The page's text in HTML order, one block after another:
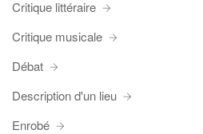
Critique littéraire
Critique musicale
Débat
Description d'un lieu
Enrobé